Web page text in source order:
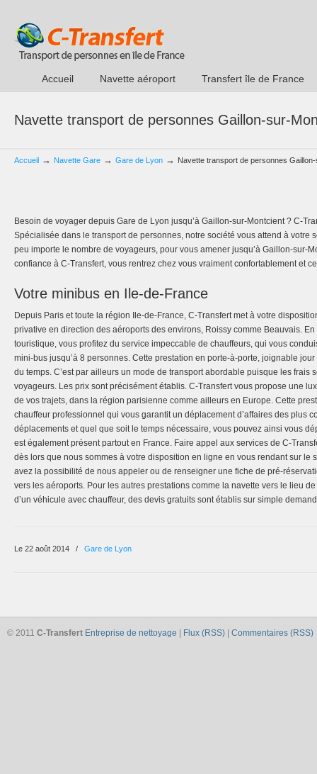
Accueil Navette aéroport Transfert île de France
Navette transport de personnes Gaillon-sur-
Accueil → Navette Gare → Gare de Lyon → Navette transport de personnes
Besoin de voyager depuis Gare de Lyon jusqu’à Gaillon-sur-Montcient ? C-
Spécialisée dans le transport de personnes, notre société vous attend à votre
peu importe le nombre de voyageurs, pour vous amener jusqu’à Gaillon-sur-
confiance à C-Transfert, vous rentrez chez vous vraiment confortablement et
Votre minibus en Ile-de-France
Depuis Paris et toute la région Ile-de-France, C-Transfert met à votre
privative en direction des aéroports des environs, Roissy comme Beauvais.
touristique, vous profitez du service impeccable de chauffeurs, qui vous
mini-bus jusqu’à 8 personnes. Cette prestation en porte-à-porte, joignable
du temps. C’est par ailleurs un mode de transport abordable puisque les frais
voyageurs. Les prix sont précisément établis. C-Transfert vous propose une
de vos trajets, dans la région parisienne comme ailleurs en Europe. Cette
chauffeur professionnel qui vous garantit un déplacement d’affaires des plus
déplacements et quel que soit le temps nécessaire, vous pouvez ainsi vous
est également présent partout en France. Faire appel aux services de C-
dès lors que nous sommes à votre disposition en ligne en vous rendant sur le
avez la possibilité de nous appeler ou de renseigner une fiche de pré-
vers les aéroports. Pour les autres prestations comme la navette vers le lieu
d’un véhicule avec chauffeur, des devis gratuits sont établis sur simple
Le 22 août 2014 / Gare de Lyon
© 2011 C-Transfert Entreprise de nettoyage Flux (RSS) Commentaires (RSS)